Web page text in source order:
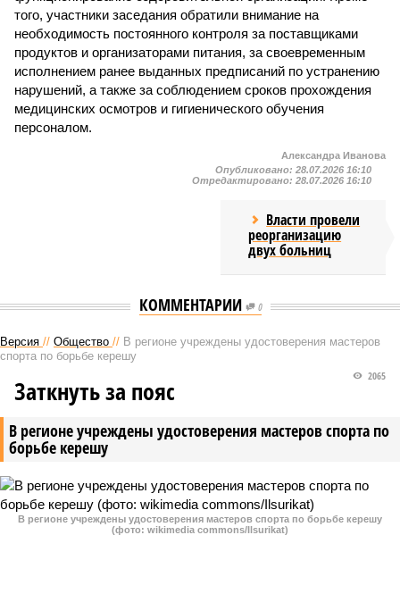
того, участники заседания обратили внимание на
необходимость постоянного контроля за поставщиками
продуктов и организаторами питания, за своевременным
исполнением ранее выданных предписаний по устранению
нарушений, а также за соблюдением сроков прохождения
медицинских осмотров и гигиенического обучения
персоналом.
Александра Иванова
Опубликовано: 28.07.2026 16:10
Отредактировано: 28.07.2026 16:10
Власти провели
реорганизацию
двух больниц
КОММЕНТАРИИ 0
Версия // Общество // В регионе учреждены удостоверения мастеров
спорта по борьбе керешу
В регионе учреждены удостоверения мастеров спорта по
борьбе керешу
2065
Заткнуть за пояс
В регионе учреждены удостоверения мастеров спорта по борьбе керешу
(фото: wikimedia commons/Ilsurikat)